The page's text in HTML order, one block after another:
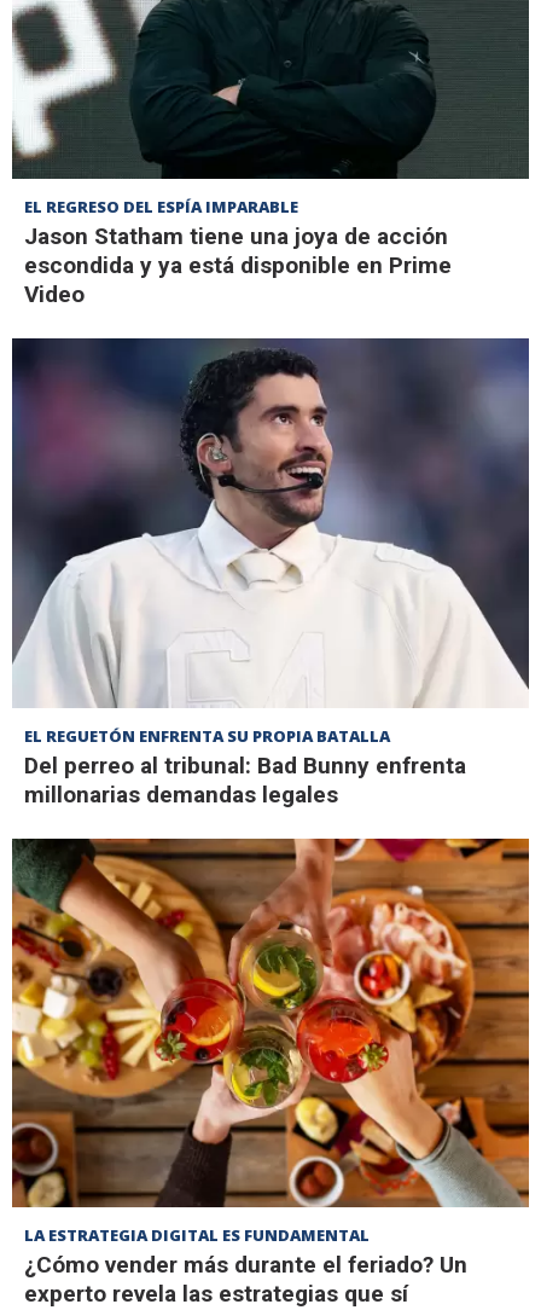
EL REGRESO DEL ESPÍA IMPARABLE
Jason Statham tiene una joya de acción
escondida y ya está disponible en Prime
Video
EL REGUETÓN ENFRENTA SU PROPIA BATALLA
Del perreo al tribunal: Bad Bunny enfrenta
millonarias demandas legales
LA ESTRATEGIA DIGITAL ES FUNDAMENTAL
¿Cómo vender más durante el feriado? Un
experto revela las estrategias que sí